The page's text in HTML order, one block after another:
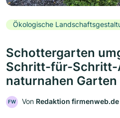
Ökologische
Schottergarten
Schritt-für-Schritt-
naturnahen Garten
FW Von Redaktion firmenweb.de